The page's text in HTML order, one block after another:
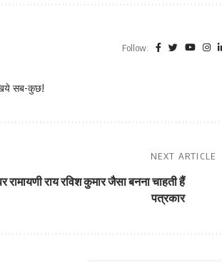
Follow:
सब-कुछ!
NEXT ARTICLE
रामायणी राय रविश कुमार जैसा बनना चाहती हैं
पत्रकार